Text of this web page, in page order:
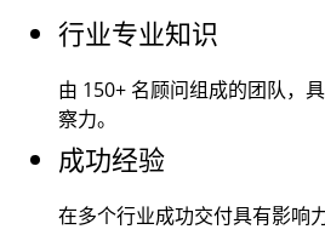
行业专业知识
由 150+ 名顾问组成的团队，
察力。
成功经验
在多个行业成功交付具有影响